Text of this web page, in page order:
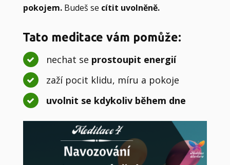
pokojem.Budeš se cítit uvolněně.
Tato meditace vám pomůže:
nechat se prostoupit energií
zaží pocit klidu, míru a pokoje
uvolnit se kdykoliv během dne